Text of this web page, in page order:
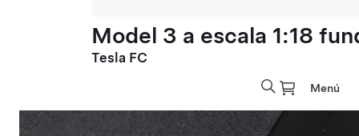
Model 3 a escala 1:18
Tesla FC
Menú